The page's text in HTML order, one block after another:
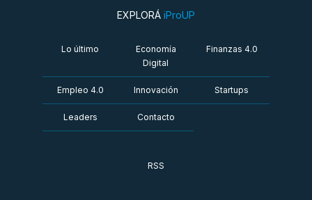
EXPLORÁ iProUP
Lo último
Economía
Digital
Finanzas 4.0
Empleo 4.0 Innovación Startups
Leaders Contacto
RSS